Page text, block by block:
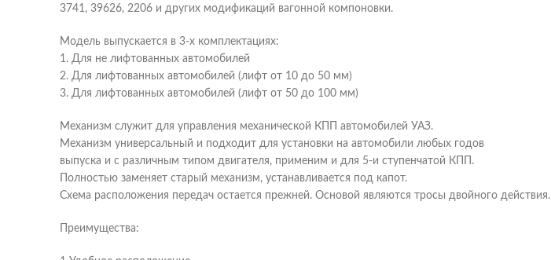
3741, 39626, 2206 и других модификаций вагонной компоновки.
Модель выпускается в 3-х комплектациях:
1. Для не лифтованных автомобилей
2. Для лифтованных автомобилей (лифт от 10 до 50 мм)
3. Для лифтованных автомобилей (лифт от 50 до 100 мм)
Механизм служит для управления механической КПП автомобилей УАЗ.
Механизм универсальный и подходит для установки на автомобили любых годов
выпуска и с различным типом двигателя, применим и для 5-и ступенчатой КПП.
Полностью заменяет старый механизм, устанавливается под капот.
Схема расположения передач остается прежней. Основой являются тросы двойного действия.
Преимущества: